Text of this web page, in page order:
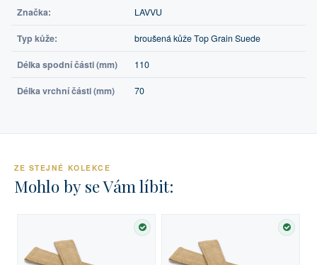
Značka: LAVVU
Typ kůže: broušená kůže Top Grain Suede
Délka spodní části (mm) 110
Délka vrchní části (mm) 70
ZE STEJNÉ KOLEKCE
Mohlo by se Vám líbit:
SKLADEM